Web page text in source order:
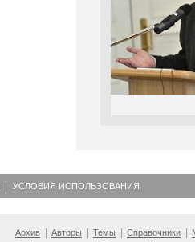
УСЛОВИЯ ИСПОЛЬЗОВАНИЯ
Архив Авторы Темы Справочники